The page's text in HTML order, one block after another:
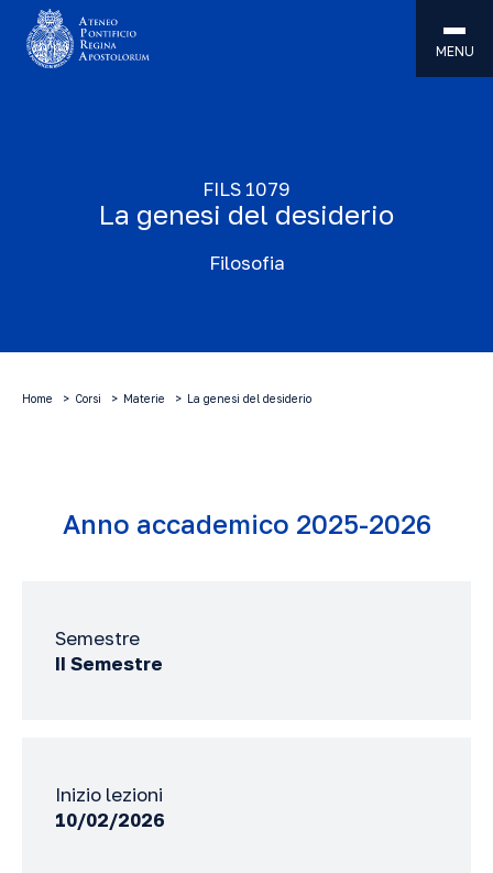
MENU
FILS 1079
La genesi del desiderio
Filosofia
Home Corsi Materie La genesi del desiderio
Anno accademico 2025-2026
Semestre
II Semestre
Inizio lezioni
10/02/2026